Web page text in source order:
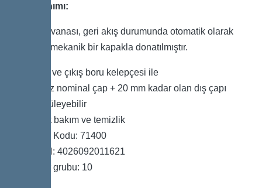
Ürün Tanımı:
Geri akış vanası, geri akış durumunda otomatik olarak
kapanan mekanik bir kapakla donatılmıştır.
Giriş ve çıkış boru kelepçesi ile
En az nominal çap + 20 mm kadar olan dış çapı
köprüleyebilir
Basit bakım ve temizlik
Ürün Kodu: 71400
GTIN: 4026092011621
Fiyat grubu: 10